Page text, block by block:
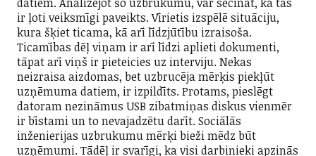
ir ļoti veiksmīgi paveikts. Vīrietis izspēlē situāciju,
kura šķiet ticama, kā arī līdzjūtību izraisoša.
Ticamības dēļ viņam ir arī līdzi aplieti dokumenti,
tāpat arī viņš ir pieteicies uz interviju. Nekas
neizraisa aizdomas, bet uzbrucēja mērķis piekļūt
uzņēmuma datiem, ir izpildīts. Protams, pieslēgt
datoram nezināmus USB zibatmiņas diskus vienmēr
ir bīstami un to nevajadzētu darīt. Sociālās
inženierijas uzbrukumu mērķi bieži mēdz būt
uzņēmumi. Tādēļ ir svarīgi, ka visi darbinieki apzinās